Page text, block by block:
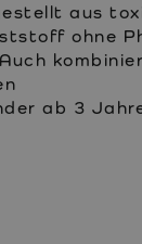
aus
ohne
Auch
ab 3